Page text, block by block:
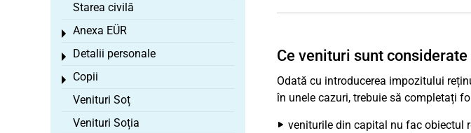
Ce venituri sunt
Odată cu introducerea impozitului
în unele cazuri, trebuie să completați
veniturile din capital nu fac obiectul
Starea civilă
Anexa EÜR
Toggle menu
Detalii personale
Toggle menu
Copii
Toggle menu
Venituri Soț
Venituri Soția